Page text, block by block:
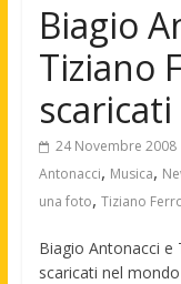
moda
maschile
Biagio
Tiziano
24 Novembre 2008
Antonacci, Musica,
una foto, Tiziano
Biagio Antonacci e
scaricati nel